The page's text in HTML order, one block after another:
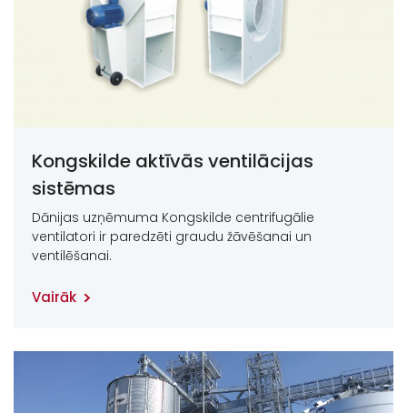
Kongskilde aktīvās ventilācijas
sistēmas
Dānijas uzņēmuma Kongskilde centrifugālie
ventilatori ir paredzēti graudu žāvēšanai un
ventilēšanai.
Vairāk